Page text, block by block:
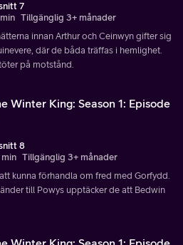
7
Tillgänglig 3+ månader
innan Arthur och Ceinwyn gifter sig
där de båda träffas i hemlighet.
på motstånd.
Winter King: Season 1: Episode
8
Tillgänglig 3+ månader
kunna förhandla om fred med Gorfydd.
till Powys upptäcker de att Bedwin